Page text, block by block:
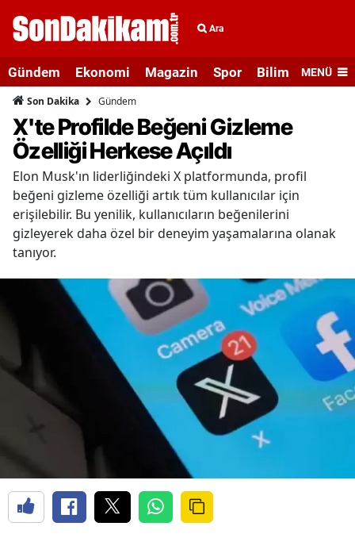
Ara
Gündem Ekonomi Magazin Spor Bilim veMENÜ
Son Dakika Gündem
X'te Profilde Beğeni Gizleme
Özelliği Herkese Açıldı
Elon Musk'ın liderliğindeki X platformunda, profil
beğeni gizleme özelliği artık tüm kullanıcılar için
erişilebilir. Bu yenilik, kullanıcıların beğenilerini
gizleyerek daha özel bir deneyim yaşamalarına olanak
tanıyor.